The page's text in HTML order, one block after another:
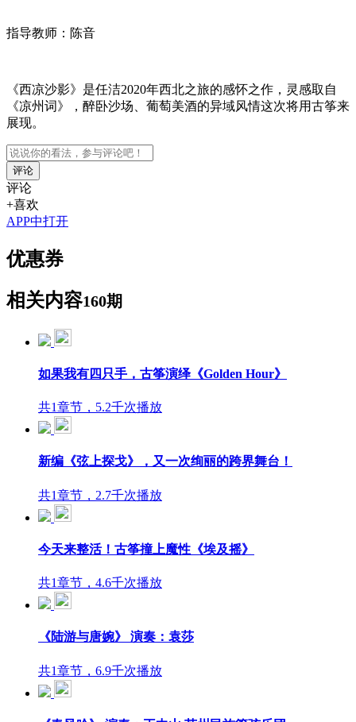
指导教师：陈音
《西凉沙影》是任洁2020年西北之旅的感怀之作，灵感取自
《凉州词》，醉卧沙场、葡萄美酒的异域风情这次将用古筝来
展现。
评论
评论
+喜欢
APP中打开
优惠券
相关内容160期
如果我有四只手，古筝演绎《Golden Hour》
共1章节，5.2千次播放
新编《弦上探戈》，又一次绚丽的跨界舞台！
共1章节，2.7千次播放
今天来整活！古筝撞上魔性《埃及摇》
共1章节，4.6千次播放
《陆游与唐婉》 演奏：袁莎
共1章节，6.9千次播放